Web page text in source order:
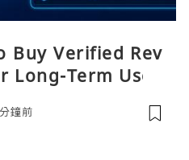
Buy Verified Rev
Term Use
鐘前